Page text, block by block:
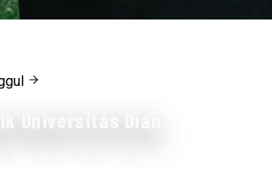
Universitas Dian